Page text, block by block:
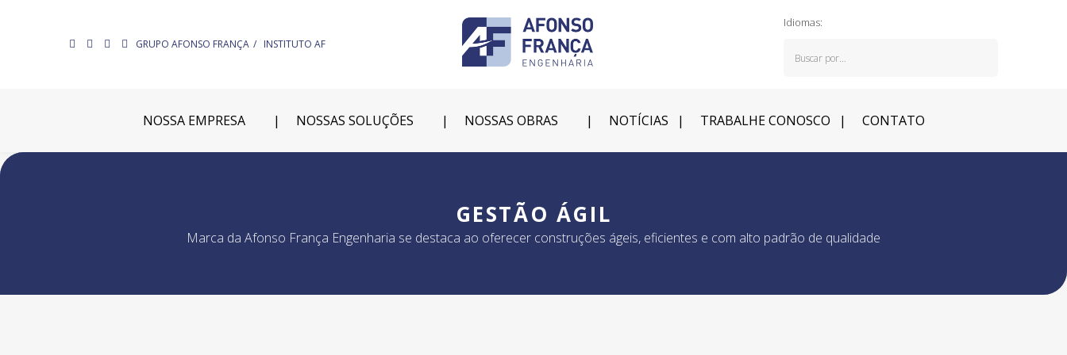
GRUPO AFONSO FRANÇA INSTITUTO AF
Idiomas:
NOSSA EMPRESA NOSSAS SOLUÇÕES NOSSAS OBRAS NOTÍCIAS TRABALHE CONOSCO CONTATO
GESTÃO ÁGIL
Marca da Afonso França Engenharia se destaca ao oferecer construções ágeis, eficientes e com alto padrão de qualidade